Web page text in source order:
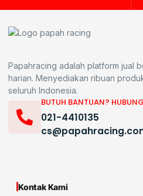
Papahracing adalah platform jual
harian. Menyediakan ribuan
seluruh Indonesia.
BUTUH BANTUAN?
021-4410135
Kontak Kami